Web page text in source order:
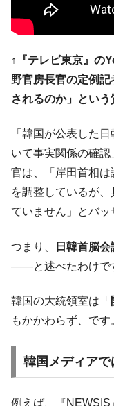
機 ⇒ 10.7兆では損
『Money1』
発動！
『Money1』
IT産
半分未満しか雇用を
のは政界の責任だ」
『Money1』
韓
に。
『Money1』
韓国
借入金が約8兆。信
『Money1』
韓
レイカーも発動！
Fact1
夏の甲子園
府県とは？
Fact1 今話題の「
Fact1 奇跡の毛色
Fact1
全て勝つ
↑『テレビ東京』の
野官房長官の定例
されるのか」という
「韓国が公表した
いて事実関係の確
官は、「岸田首相
を調整しているが
ていません」とバッ
つまり、
日韓首脳
――と述べたわけで
韓国の大統領室は「
もかかわらず、です
韓国メディアで
例えば、『